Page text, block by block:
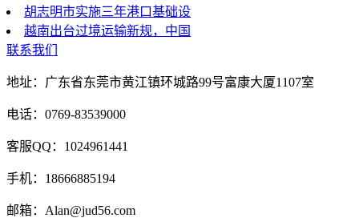
胡志明市实施三年港口基础设
越南出台过境运输新规，中国
联系我们
地址：广东省东莞市黄江镇环城路99号富康大厦1107室
电话：0769-83539000
客服QQ：1024961441
手机：18666885194
邮箱：Alan@jud56.com